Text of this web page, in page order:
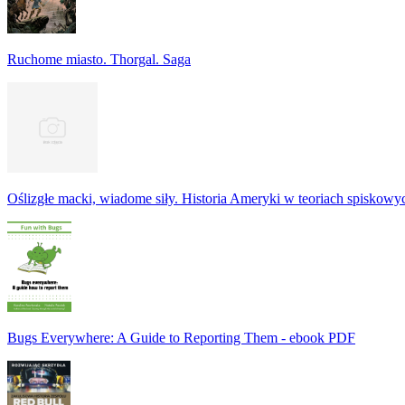
Ruchome miasto. Thorgal. Saga
Oślizgłe macki, wiadome siły. Historia Ameryki w teoriach
Bugs Everywhere: A Guide to Reporting Them - ebook PDF